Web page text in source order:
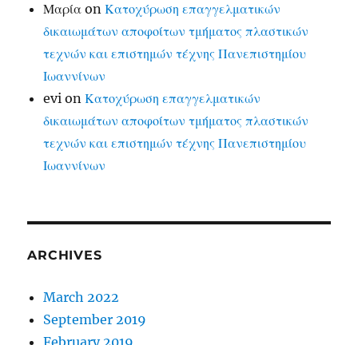
Μαρία onΚατοχύρωση επαγγελματικών
δικαιωμάτων αποφοίτων τμήματος πλαστικών
τεχνών και επιστημών τέχνης Πανεπιστημίου
Ιωαννίνων
evi onΚατοχύρωση επαγγελματικών
δικαιωμάτων αποφοίτων τμήματος πλαστικών
τεχνών και επιστημών τέχνης Πανεπιστημίου
Ιωαννίνων
ARCHIVES
March 2022
September 2019